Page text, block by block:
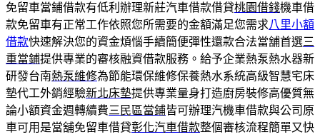
免留車當鋪借款有低利辦理新莊汽車借款借貸桃園借錢機車借
款免留車有正常工作依照您所需要的金額滿足您需求八里小額
借款快速解決您的資金煩惱手續簡便彈性還款合法當舖首選三
重當鋪提供專業的審核融資借款服務。給予企業熱泵熱水器新
研發台南熱泵維修為節能環保維修保養熱水系統高級智慧宅床
墊代工外銷經驗新北床墊提供專業量身打造廚房裝修高優質無
論小額資金週轉續費三民區當鋪皆可辦理汽機車借款與公司原
車可用是當舖免留車借貸彰化汽車借款整個審核流程簡單又快